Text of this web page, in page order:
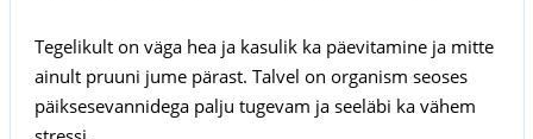
Tegelikult on väga hea ja kasulik ka päevitamine ja mitte
ainult pruuni jume pärast. Talvel on organism seoses
päiksesevannidega palju tugevam ja seeläbi ka vähem